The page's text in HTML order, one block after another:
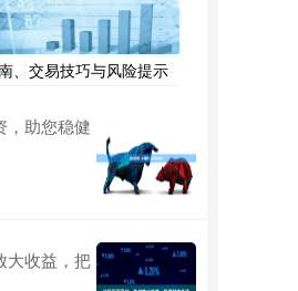
、交易技巧与风险提示
，助您稳健
大收益，把